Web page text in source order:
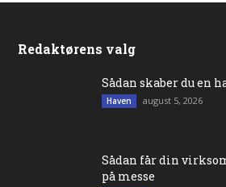
Redaktørens valg
Sådan skaber du en
Haven august 5, 2026
Sådan får din
på messe